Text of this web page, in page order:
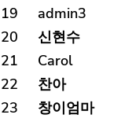
19
admin3
20
신현수
21
Carol
22
찬아
23
창이엄마